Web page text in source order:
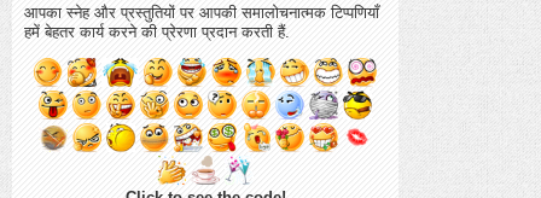
आपका स्नेह और प्रस्तुतियों पर आपकी समालोचनात्मक टिप्पणियाँ
हमें बेहतर कार्य करने की प्रेरणा प्रदान करती हैं.